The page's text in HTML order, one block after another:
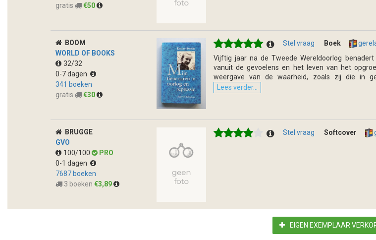
gratis
€50
BOOM
WORLD OF BOOKS
32/32
0-7 dagen
341 boeken
gratis
€30
Stel vraag Boek
Vijftig jaar na de Tweede Wereldoorlog
vanuit de gevoelens en het leven van het
weergave van de waarheid, zoals zij die in
Lees verder...
BRUGGE
GVO
100/100
PRO
0-1 dagen
7687 boeken
3 boeken €3,89
Stel vraag Softcover
EIGEN EXEMPLAAR